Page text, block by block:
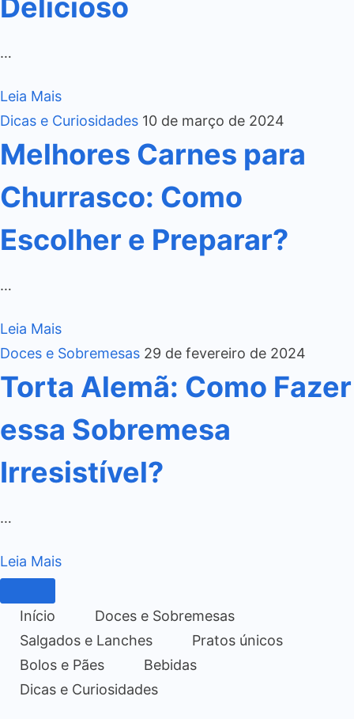
Delicioso
…
Leia Mais
Dicas e Curiosidades 10 de março de 2024
Melhores Carnes para
Churrasco: Como
Escolher e Preparar?
…
Leia Mais
Doces e Sobremesas 29 de fevereiro de 2024
Torta Alemã: Como Fazer
essa Sobremesa
Irresistível?
…
Leia Mais
Início
Doces e Sobremesas
Salgados e Lanches
Pratos únicos
Bolos e Pães
Bebidas
Dicas e Curiosidades